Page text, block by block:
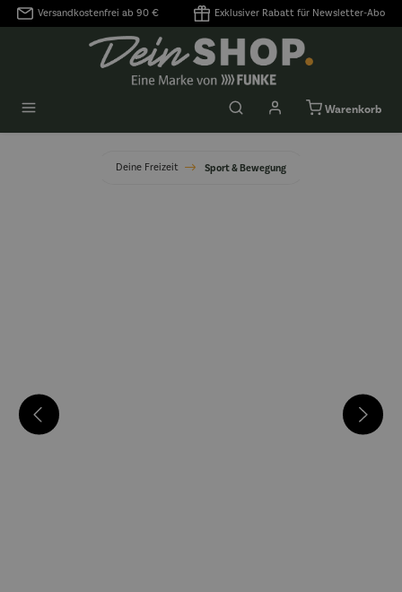
springen
Versandkostenfrei ab 90 € Exklusiver Rabatt für Newsletter-Abo
Warenkorb
Deine Freizeit Sport & Bewegung